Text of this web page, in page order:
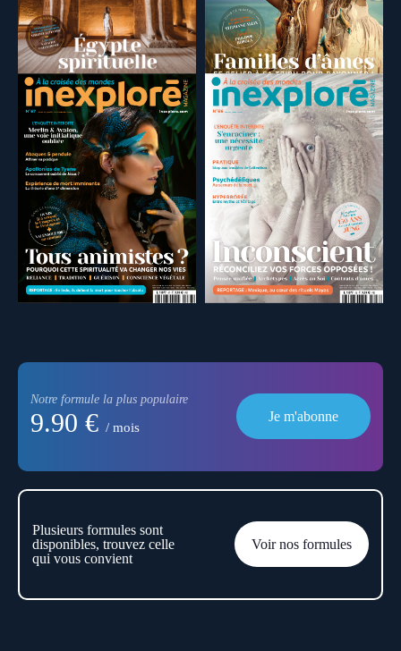
Notre formule la plus populaire
9.90 € / mois
Je m'abonne
Plusieurs formules sont
disponibles, trouvez celle
qui vous convient
Voir nos formules